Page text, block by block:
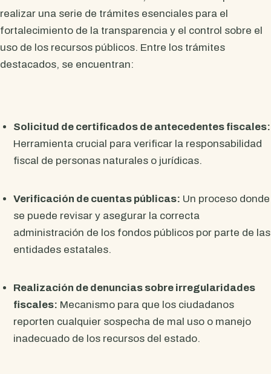
realizar una serie de trámites esenciales para el
fortalecimiento de la transparencia y el control sobre el
uso de los recursos públicos. Entre los trámites
destacados, se encuentran:
Solicitud de certificados de antecedentes fiscales:
Herramienta crucial para verificar la responsabilidad
fiscal de personas naturales o jurídicas.
Verificación de cuentas públicas: Un proceso donde
se puede revisar y asegurar la correcta
administración de los fondos públicos por parte de las
entidades estatales.
Realización de denuncias sobre irregularidades
fiscales: Mecanismo para que los ciudadanos
reporten cualquier sospecha de mal uso o manejo
inadecuado de los recursos del estado.